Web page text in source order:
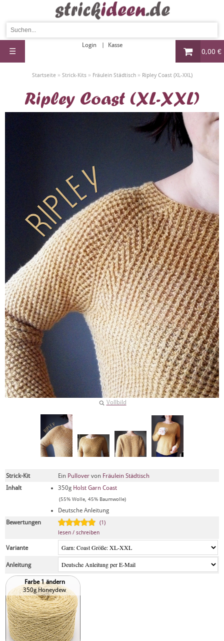
0,00 €
Login Kasse
☰
Startseite» Strick-Kits» Fräulein Städtisch» Ripley Coast (XL-XXL)
Ripley Coast (XL-XXL)
Vollbild
Strick-Kit Ein Pullover von Fräulein Städtisch
Inhalt
350g Holst Garn Coast
(55% Wolle, 45% Baumwolle)
Deutsche Anleitung
Bewertungen
(1)
lesen / schreiben
Variante
Anleitung
Farbe 1 ändern
350g Honeydew